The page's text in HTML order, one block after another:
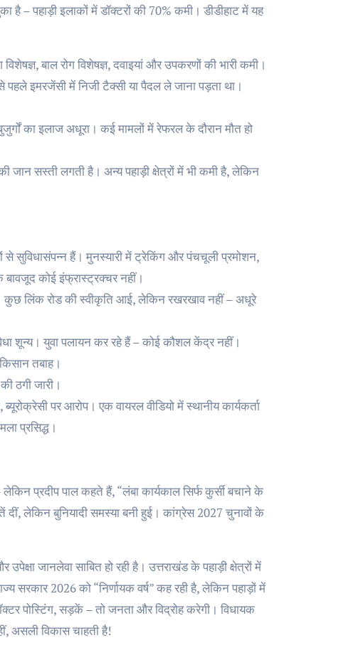
है – पहाड़ी इलाकों में डॉक्टरों की 70% कमी। डीडीहाट में यह
बाल रोग विशेषज्ञ, दवाइयां और उपकरणों की भारी कमी।
इमरजेंसी में निजी टैक्सी या पैदल ले जाना पड़ता था।
का इलाज अधूरा। कई मामलों में रेफरल के दौरान मौत हो
सस्ती लगती है। अन्य पहाड़ी क्षेत्रों में भी कमी है, लेकिन
से सुविधासंपन्न हैं। मुनस्यारी में ट्रेकिंग और पंचचूली प्रमोशन,
बावजूद कोई इंफ्रास्ट्रक्चर नहीं।
लिंक रोड की स्वीकृति आई, लेकिन रखरखाव नहीं – अधूरे
शून्य। युवा पलायन कर रहे हैं – कोई कौशल केंद्र नहीं।
तबाह।
ठगी जारी।
पर आरोप। एक वायरल वीडियो में स्थानीय कार्यकर्ता
प्रसिद्ध।
प्रदीप पाल कहते हैं, “लंबा कार्यकाल सिर्फ कुर्सी बचाने के
दीं, लेकिन बुनियादी समस्या बनी हुई। कांग्रेस 2027 चुनावों के
जानलेवा साबित हो रही है। उत्तराखंड के पहाड़ी क्षेत्रों में
सरकार 2026 को “निर्णायक वर्ष” कह रही है, लेकिन पहाड़ों में
पोस्टिंग, सड़कें – तो जनता और विद्रोह करेगी। विधायक
असली विकास चाहती है!